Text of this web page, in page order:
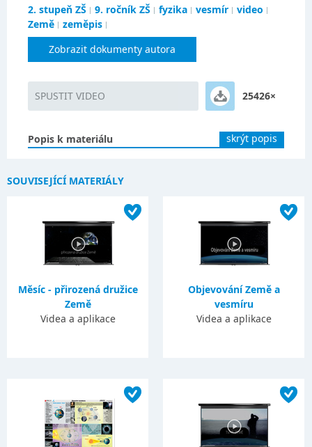
2. stupeň ZŠ
9. ročník ZŠ fyzika vesmír
video
Země
zeměpis
Zobrazit dokumenty autora
SPUSTIT VIDEO 25426×
Popis k materiálu skrýt popis
SOUVISEJÍCÍ MATERIÁLY
Měsíc - přirozená družice
Země
Videa a aplikace
Objevování Země a
vesmíru
Videa a aplikace